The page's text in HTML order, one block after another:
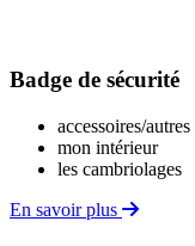
Badge de sécurité
accessoires/autres
mon intérieur
les cambriolages
En savoir plus